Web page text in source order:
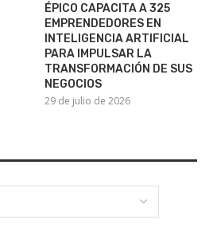
ÉPICO CAPACITA A 325
EMPRENDEDORES EN
INTELIGENCIA ARTIFICIAL
PARA IMPULSAR LA
TRANSFORMACIÓN DE SUS
NEGOCIOS
29 de julio de 2026